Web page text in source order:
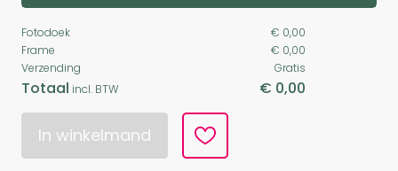
Fotodoek
€ 0,00
Frame
€ 0,00
Verzending
Gratis
Totaal incl. BTW € 0,00
In winkelmand